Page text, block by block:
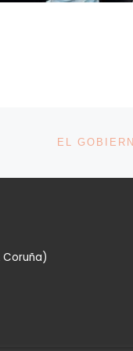
A LA LISTA DE
Coruña)